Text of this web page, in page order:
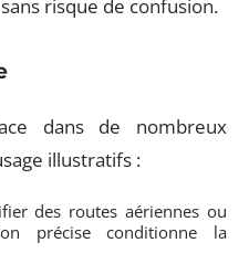
risque de confusion.
dans de nombreux
illustratifs :
des routes aériennes ou
précise conditionne la